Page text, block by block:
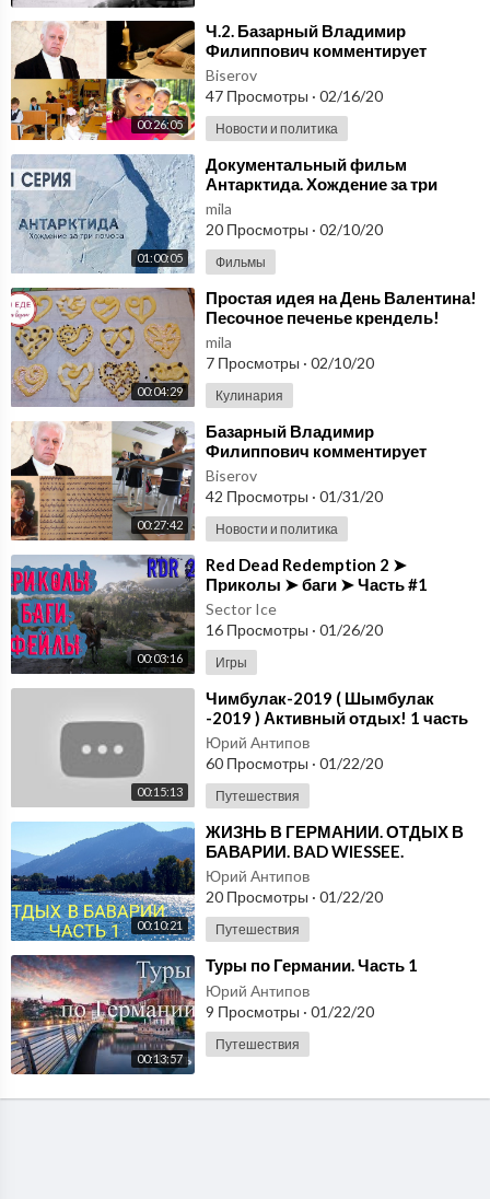
00:26:05
⁣Ч.2. Базарный Владимир
Филиппович комментирует
послание Президента 2020.
Здоровые дети. Часть 2
Biserov
47 Просмотры · 02/16/20
Новости и политика
01:00:05
⁣Документальный фильм
Антарктида. Хождение за три
полюса. Часть 1
mila
20 Просмотры · 02/10/20
Фильмы
00:04:29
⁣Простая идея на День Валентина!
Песочное печенье крендель!
Valentine's Day Cookies!
mila
7 Просмотры · 02/10/20
Кулинария
00:27:42
⁣Базарный Владимир
Филиппович комментирует
послание Президента 2020.
Здоровые дети. Часть 1
Biserov
42 Просмотры · 01/31/20
Новости и политика
00:03:16
⁣Red Dead Redemption 2 ➤
Приколы ➤ баги ➤ Часть #1
Sector Ice
16 Просмотры · 01/26/20
Игры
00:15:13
⁣Чимбулак-2019 ( Шымбулак
-2019 ) Активный отдых! 1 часть
Юрий Антипов
60 Просмотры · 01/22/20
Путешествия
00:10:21
⁣ЖИЗНЬ В ГЕРМАНИИ. ОТДЫХ В
БАВАРИИ. BAD WIESSEE.
TEGERNSEE. ЧАСТЬ 1.
Юрий Антипов
20 Просмотры · 01/22/20
Путешествия
00:13:57
⁣Туры по Германии. Часть 1
Юрий Антипов
9 Просмотры · 01/22/20
Путешествия